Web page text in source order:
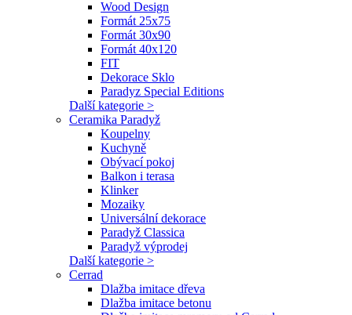
Wood Design
Formát 25x75
Formát 30x90
Formát 40x120
FIT
Dekorace Sklo
Paradyz Special Editions
Další kategorie >
Ceramika Paradyž
Koupelny
Kuchyně
Obývací pokoj
Balkon i terasa
Klinker
Mozaiky
Universální dekorace
Paradyž Classica
Paradyž výprodej
Další kategorie >
Cerrad
Dlažba imitace dřeva
Dlažba imitace betonu